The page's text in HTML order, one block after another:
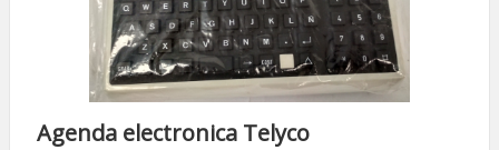
Agenda electronica Telyco